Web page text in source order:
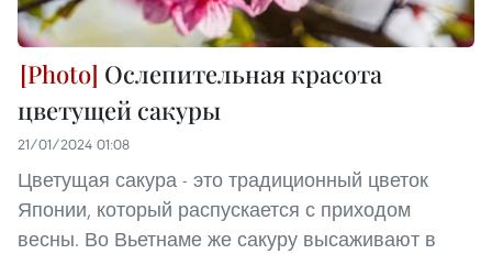
Ослепительная красота
цветущей сакуры
21/01/2024 01:08
Цветущая сакура - это традиционный цветок
Японии, который распускается с приходом
весны. Во Вьетнаме же сакуру высаживают в